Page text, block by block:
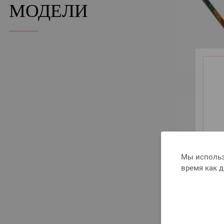
Мы
время как
МОДЕЛИ